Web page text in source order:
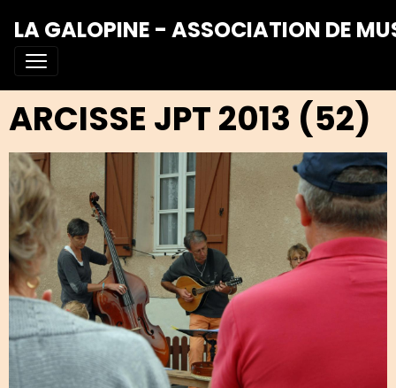
LA GALOPINE - ASSOCIATION DE
ARCISSE JPT 2013 (52)